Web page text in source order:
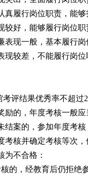
真履行岗位职责，能
较好，能够履行岗位
表现一般，基本履行
现较差，不能履行岗
评结果优秀率不超过
励的，年度考核一般
结案的，参加年度考
考核并确定考核等次
为不合格：
的，经教育后仍拒绝